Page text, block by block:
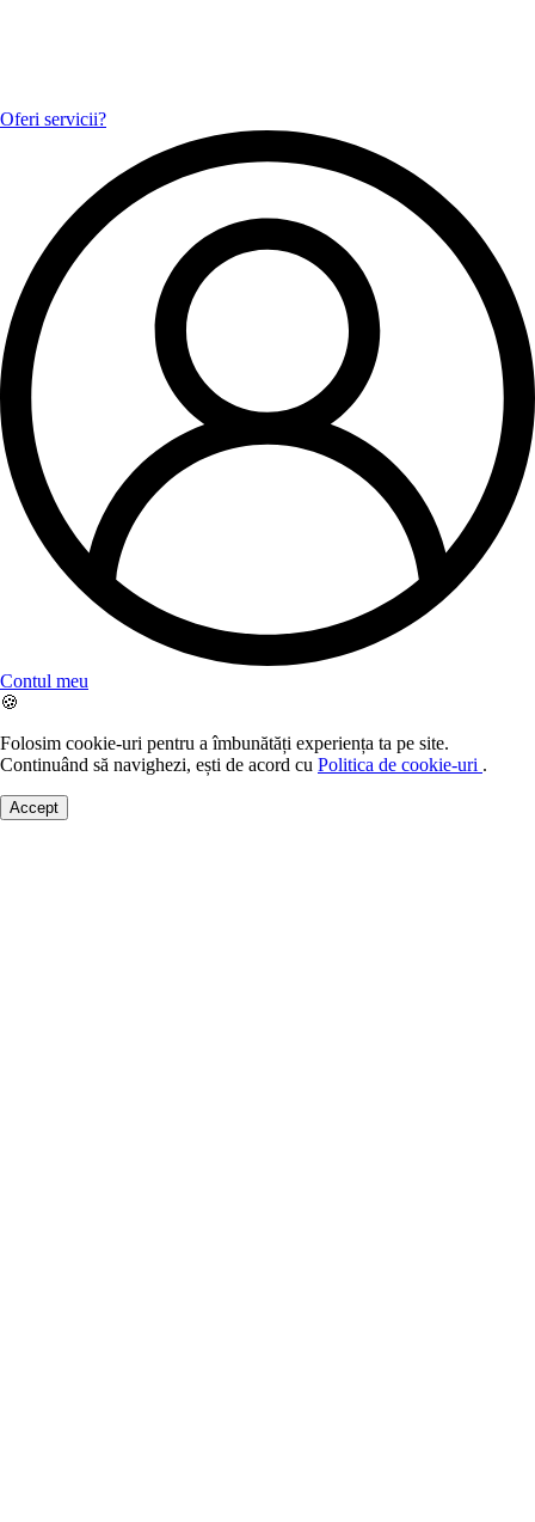
Oferi servicii?
Contul meu
🍪
Folosim cookie-uri pentru a îmbunătăți experiența ta pe site.
Continuând să navighezi, ești de acord cu Politica de cookie-uri .
Accept